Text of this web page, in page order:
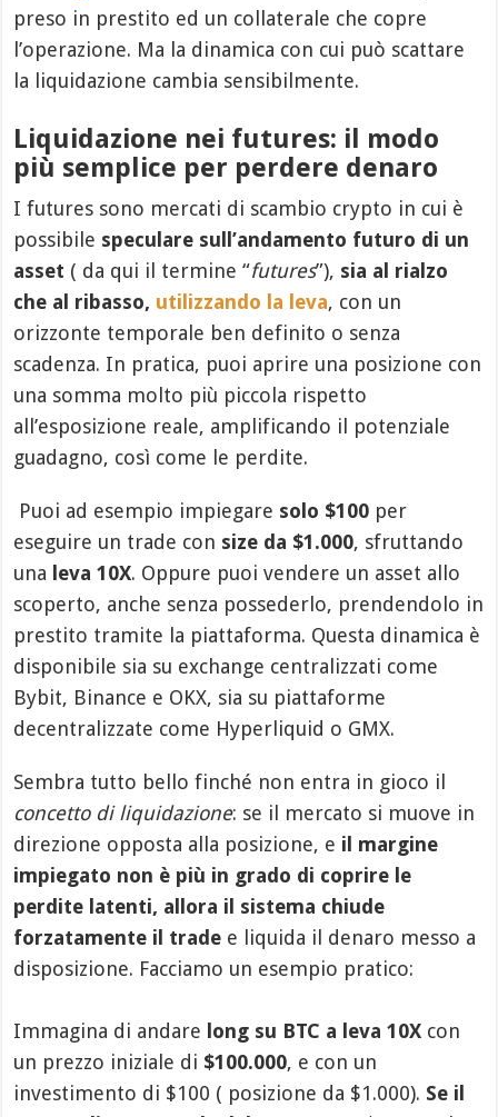
preso in prestito ed un collaterale che copre
l’operazione. Ma la dinamica con cui può scattare
la liquidazione cambia sensibilmente.
Liquidazione nei futures: il modo
più semplice per perdere denaro
I futures sono mercati di scambio crypto in cui è
possibile speculare sull’andamento futuro di un
asset ( da qui il termine “futures”), sia al rialzo
che al ribasso, utilizzando la leva, con un
orizzonte temporale ben definito o senza
scadenza. In pratica, puoi aprire una posizione con
una somma molto più piccola rispetto
all’esposizione reale, amplificando il potenziale
guadagno, così come le perdite.
Puoi ad esempio impiegare solo $100 per
eseguire un trade con size da $1.000, sfruttando
una leva 10X. Oppure puoi vendere un asset allo
scoperto, anche senza possederlo, prendendolo in
prestito tramite la piattaforma. Questa dinamica è
disponibile sia su exchange centralizzati come
Bybit, Binance e OKX, sia su piattaforme
decentralizzate come Hyperliquid o GMX.
Sembra tutto bello finché non entra in gioco il
concetto di liquidazione: se il mercato si muove in
direzione opposta alla posizione, e il margine
impiegato non è più in grado di coprire le
perdite latenti, allora il sistema chiude
forzatamente il trade e liquida il denaro messo a
disposizione. Facciamo un esempio pratico:
Immagina di andare long su BTC a leva 10X con
un prezzo iniziale di $100.000, e con un
investimento di $100 ( posizione da $1.000). Se il